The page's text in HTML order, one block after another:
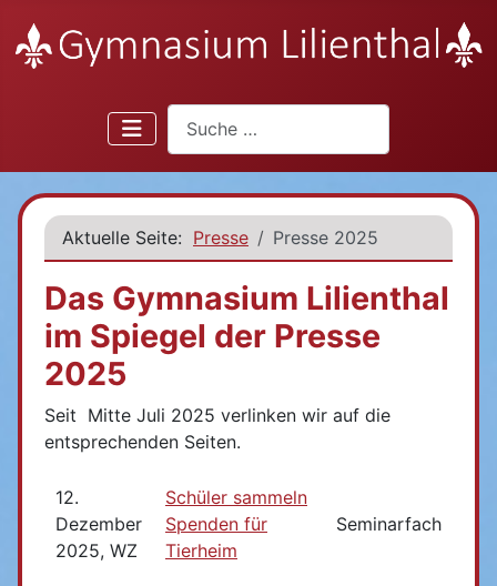
Suchen
Aktuelle Seite: Presse Presse 2025
Das Gymnasium Lilienthal
im Spiegel der Presse
2025
Seit Mitte Juli 2025 verlinken wir auf die
entsprechenden Seiten.
12.
Dezember
2025, WZ
Schüler sammeln
Spenden für
Tierheim
Seminarfach